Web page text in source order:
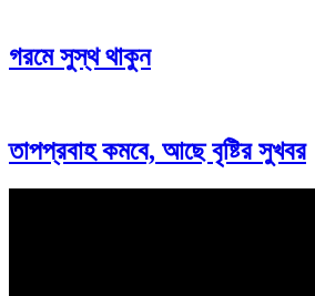
গরমে সুস্থ থাকুন
তাপপ্রবাহ কমবে, আছে বৃষ্টির সুখবর